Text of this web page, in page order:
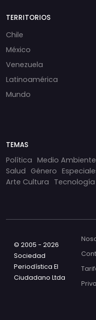
TERRITORIOS
Chile
México
Venezuela
Latinoamérica
Mundo
TEMAS
Política Medio Ambiente
Salud Género
Arte Cultura Tecnología
© 2005 - 2026
Sociedad
Periodística El
Ciudadano Ltda